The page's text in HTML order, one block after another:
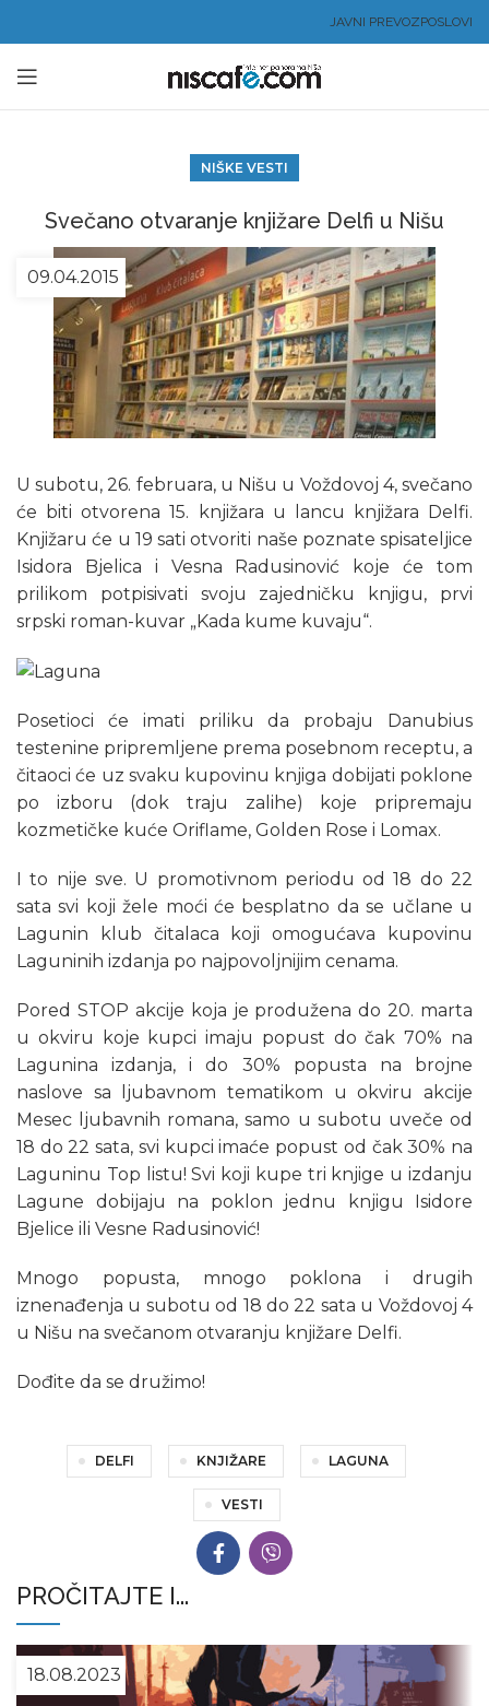
JAVNI PREVOZPOSLOVI
NIŠKE VESTI
Svečano otvaranje knjižare Delfi u Nišu
09.04.2015
U subotu, 26. februara, u Nišu u Voždovoj 4, svečano
će biti otvorena 15. knjižara u lancu knjižara Delfi.
Knjižaru će u 19 sati otvoriti naše poznate spisateljice
Isidora Bjelica i Vesna Radusinović koje će tom
prilikom potpisivati svoju zajedničku knjigu, prvi
srpski roman-kuvar „Kada kume kuvaju“.
Posetioci će imati priliku da probaju Danubius
testenine pripremljene prema posebnom receptu, a
čitaoci će uz svaku kupovinu knjiga dobijati poklone
po izboru (dok traju zalihe) koje pripremaju
kozmetičke kuće Oriflame, Golden Rose i Lomax.
I to nije sve. U promotivnom periodu od 18 do 22
sata svi koji žele moći će besplatno da se učlane u
Lagunin klub čitalaca koji omogućava kupovinu
Laguninih izdanja po najpovoljnijim cenama.
Pored STOP akcije koja je produžena do 20. marta
u okviru koje kupci imaju popust do čak 70% na
Lagunina izdanja, i do 30% popusta na brojne
naslove sa ljubavnom tematikom u okviru akcije
Mesec ljubavnih romana, samo u subotu uveče od
18 do 22 sata, svi kupci imaće popust od čak 30% na
Laguninu Top listu! Svi koji kupe tri knjige u izdanju
Lagune dobijaju na poklon jednu knjigu Isidore
Bjelice ili Vesne Radusinović!
Mnogo popusta, mnogo poklona i drugih
iznenađenja u subotu od 18 do 22 sata u Voždovoj 4
u Nišu na svečanom otvaranju knjižare Delfi.
Dođite da se družimo!
DELFI KNJIŽARE LAGUNA
VESTI
PROČITAJTE I...
18.08.2023